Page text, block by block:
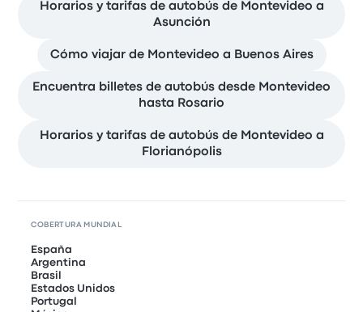
Horarios y tarifas de autobús de Montevideo a
Asunción
Cómo viajar de Montevideo a Buenos Aires
Encuentra billetes de autobús desde Montevideo
hasta Rosario
Horarios y tarifas de autobús de Montevideo a
Florianópolis
COBERTURA MUNDIAL
España
Argentina
Brasil
Estados Unidos
Portugal